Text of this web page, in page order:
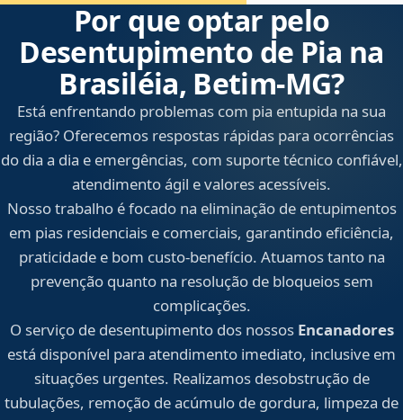
Por que optar pelo
Desentupimento de Pia na
Brasiléia, Betim‑MG?
Está enfrentando problemas com pia entupida na sua
região? Oferecemos respostas rápidas para ocorrências
do dia a dia e emergências, com suporte técnico confiável,
atendimento ágil e valores acessíveis.
Nosso trabalho é focado na eliminação de entupimentos
em pias residenciais e comerciais, garantindo eficiência,
praticidade e bom custo-benefício. Atuamos tanto na
prevenção quanto na resolução de bloqueios sem
complicações.
O serviço de desentupimento dos nossos Encanadores
está disponível para atendimento imediato, inclusive em
situações urgentes. Realizamos desobstrução de
tubulações, remoção de acúmulo de gordura, limpeza de